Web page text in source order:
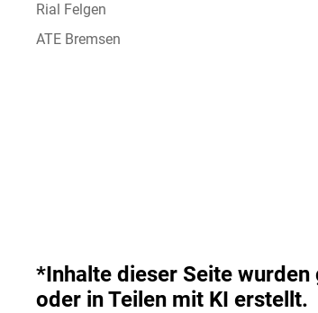
Rial Felgen
ATE Bremsen
*Inhalte dieser Seite wurden
oder in Teilen mit KI erstellt.